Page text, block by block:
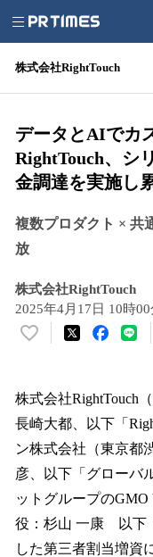
株式会社RightTouch
データとAIでカ
RightTouch、シ
金調達を実施し
複数プロダクト × 共
放
株式会社RightTouch
2025年4月17日 10時00
い
！
数
を
読
み
込
み
中
で
株式会社RightTouch
長崎大都、以下「
ン株式会社（東京都
彦、以下「グローバ
ットグループのGMO
役：杉山 一康 以下
した第三者割当増資